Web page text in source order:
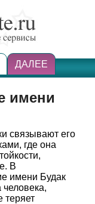
ДАЛЕЕ
имени
связывают его
где она
В
имени Будак
теряет